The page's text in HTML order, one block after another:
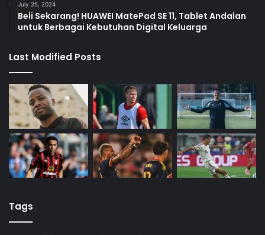
July 25, 2024
Beli Sekarang! HUAWEI MatePad SE 11, Tablet Andalan
untuk Berbagai Kebutuhan Digital Keluarga
Last Modified Posts
Tags